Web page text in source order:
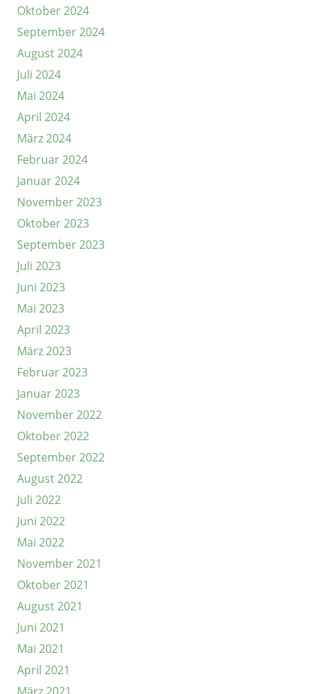
Oktober 2024
September 2024
August 2024
Juli 2024
Mai 2024
April 2024
März 2024
Februar 2024
Januar 2024
November 2023
Oktober 2023
September 2023
Juli 2023
Juni 2023
Mai 2023
April 2023
März 2023
Februar 2023
Januar 2023
November 2022
Oktober 2022
September 2022
August 2022
Juli 2022
Juni 2022
Mai 2022
November 2021
Oktober 2021
August 2021
Juni 2021
Mai 2021
April 2021